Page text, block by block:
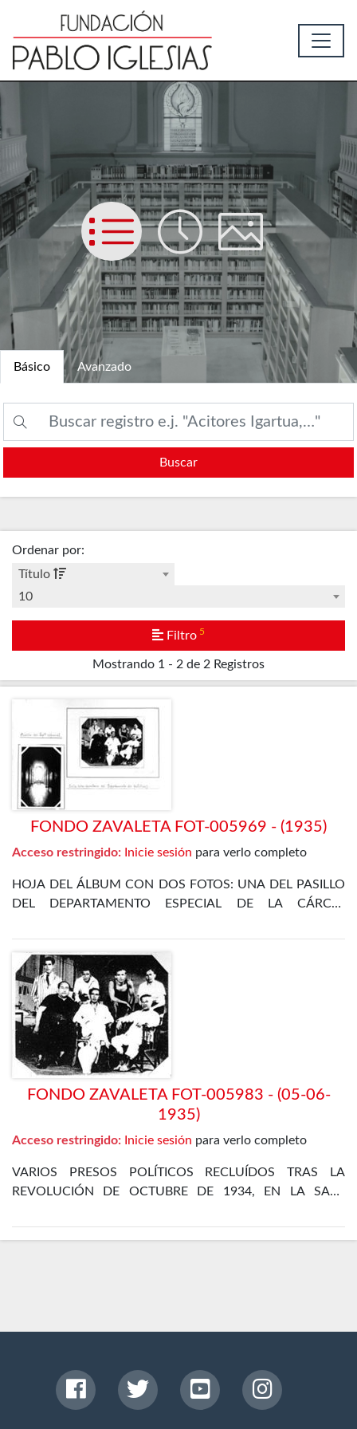
List Time Picture
Básico Avanzado
Buscar
Mostrando 1 - 2 de 2 Registros
Ordenar por:
Título
10
Filtro 5
FONDO ZAVALETA FOT-005969 - (1935)
Acceso restringido: Inicie sesión para verlo completo
HOJA DEL ÁLBUM CON DOS FOTOS: UNA DEL PASILLO
DEL DEPARTAMENTO ESPECIAL DE LA CÁRCEL
LA SALA- DORMITORIO DEL DEPARTAMENTO DE
POLÍTICOS DEL 5 DE JULIO DE 1935
FONDO ZAVALETA FOT-005983 - (05-06-
1935)
Acceso restringido: Inicie sesión para verlo completo
VARIOS PRESOS POLÍTICOS RECLUÍDOS TRAS LA
REVOLUCIÓN DE OCTUBRE DE 1934, EN LA SALA
LA CÁRCEL DE MADRID